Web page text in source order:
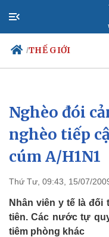
/THẾ GIỚI
Chính trị
Đảng
Tổ chức nhân sự
Quốc hội
Nhận diện sự thật
Nghèo đói
nghèo tiếp
cúm A/H1N1
Thứ Tư, 09:43, 15/07/
Nhân viên y tế là
tiên. Các nước tự
tiêm phòng khác